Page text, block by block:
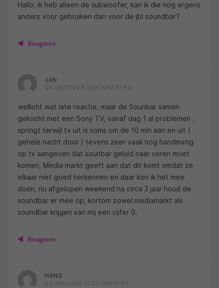
Hallo, ik heb alleen de subwoofer, kan ik die nog ergens
anders voor gebruiken dan voor de jbl soundbar?
Reageren
JAN
04 OKTOBER 2021 OM 12:54
wellicht wat late reactie, maar de Sounbar samen
gekocht met een Sony TV, vanaf dag 1 al problemen ,
springt terwijl tv uit is soms om de 10 min aan en uit (
gehele nacht door ) tevens zeer vaak nog handmatig
op tv aangeven dat sounbar geluid naar voren moet
komen, Media markt geeft aan dat dit komt omdat ze
elkaar niet goed herkennen en daar kon ik het mee
doen, nu afgelopen weekend na circa 3 jaar houd de
soundbar er mee op, kortom zowel mediamarkt als
soundbar krijgen van mij een cijfer 0.
Reageren
HANS
04 JANUARI 2023 OM 11:55